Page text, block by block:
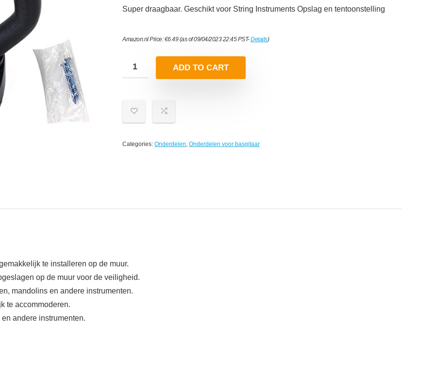
Super draagbaar. Geschikt voor String Instruments Opslag en tentoonstelling
Amazon.nl Price:€6.49(as of 09/04/2023 22:45 PST-Details)
ADD TO CART
Categories: Onderdelen Onderdelen voor basgitaar
te installeren op de muur.
op de muur voor de veiligheid.
mandolins en andere instrumenten.
te accommoderen.
andere instrumenten.